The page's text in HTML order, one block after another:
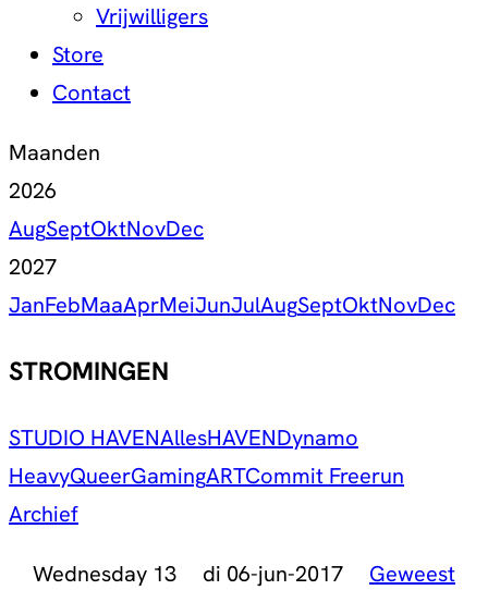
Vrijwilligers
Store
Contact
Maanden
2026
AugSeptOktNovDec
2027
JanFebMaaAprMeiJunJulAugSeptOktNovDec
STROMINGEN
STUDIO HAVENAllesHAVENDynamo
HeavyQueerGamingARTCommit Freerun
Archief
Wednesday 13 di 06-jun-2017 Geweest